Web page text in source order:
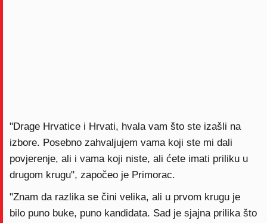
"Drage Hrvatice i Hrvati, hvala vam što ste izašli na
izbore. Posebno zahvaljujem vama koji ste mi dali
povjerenje, ali i vama koji niste, ali ćete imati priliku u
drugom krugu", započeo je Primorac.
"Znam da razlika se čini velika, ali u prvom krugu je
bilo puno buke, puno kandidata. Sad je sjajna prilika što